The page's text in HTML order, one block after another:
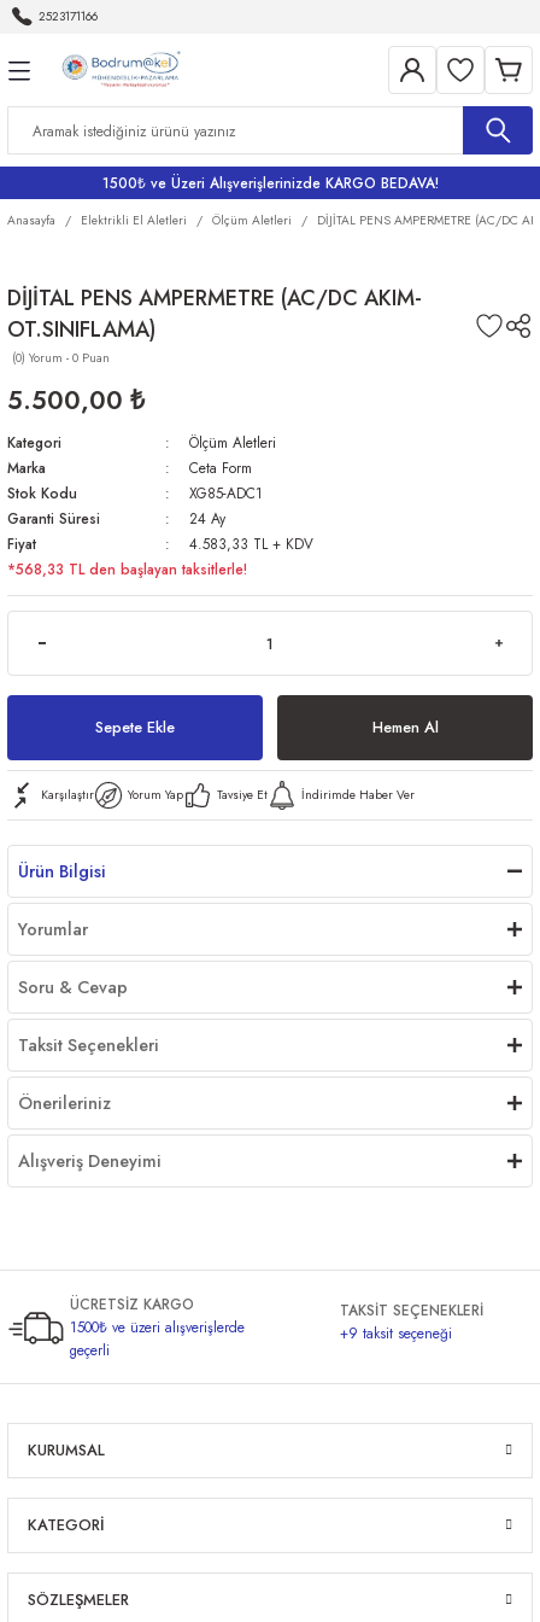
2523171166
Banyo Bataryaları
Eviye Bataryası
1500₺ ve Üzeri Alışverişlerinizde KARGO BEDAVA!
Anasayfa Elektrikli El Aletleri Ölçüm Aletleri DİJİTAL PENS AMPERMETRE (AC/DC
DİJİTAL PENS AMPERMETRE (AC/DC AKIM-
OT.SINIFLAMA)
(0) Yorum - 0 Puan
5.500,00 ₺
Kategori
Ölçüm Aletleri
Marka
Ceta Form
Stok Kodu
XG85-ADC1
Garanti Süresi
24 Ay
Fiyat
4.583,33 TL + KDV
*568,33 TL den başlayan taksitlerle!
Sepete Ekle Hemen Al
Karşılaştır Yorum Yap Tavsiye Et İndirimde Haber Ver
Ürün Bilgisi
Yorumlar
Soru & Cevap
Taksit Seçenekleri
Önerileriniz
Alışveriş Deneyimi
ÜCRETSİZ KARGO
1500₺ ve üzeri alışverişlerde
geçerli
TAKSİT SEÇENEKLERİ
+9 taksit seçeneği
KURUMSAL
KATEGORİ
SÖZLEŞMELER